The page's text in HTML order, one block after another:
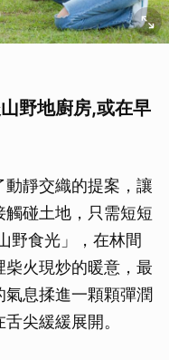
野地廚房,或在早
靜交織的提案，讓
碰土地，只需短短
野食光」，在林間
火現炒的暖意，最
息揉進一顆顆彈潤
尖緩緩展開。